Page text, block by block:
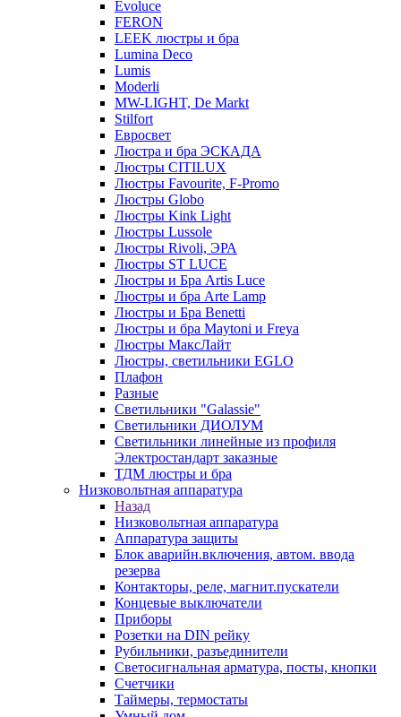
Evoluce
FERON
LEEK люстры и бра
Lumina Deco
Lumis
Moderli
MW-LIGHT, De Markt
Stilfort
Евросвет
Люстра и бра ЭСКАДА
Люстры CITILUX
Люстры Favourite, F-Promo
Люстры Globo
Люстры Kink Light
Люстры Lussole
Люстры Rivoli, ЭРА
Люстры ST LUCE
Люстры и Бра Artis Luce
Люстры и бра Arte Lamp
Люстры и Бра Benetti
Люстры и бра Maytoni и Freya
Люстры МаксЛайт
Люстры, светильники EGLO
Плафон
Разные
Светильники "Galassie"
Светильники ДИОЛУМ
Светильники линейные из профиля
Электростандарт заказные
ТДМ люстры и бра
Низковольтная аппаратура
Назад
Низковольтная аппаратура
Аппаратура защиты
Блок аварийн.включения, автом. ввода
резерва
Контакторы, реле, магнит.пускатели
Концевые выключатели
Приборы
Розетки на DIN рейку
Рубильники, разъединители
Светосигнальная арматура, посты, кнопки
Счетчики
Таймеры, термостаты